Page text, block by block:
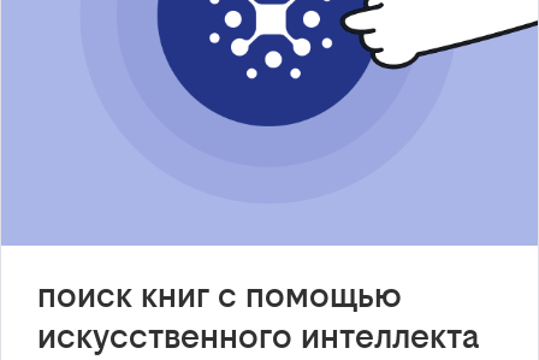
поиск книг с помощью
искусственного интеллекта